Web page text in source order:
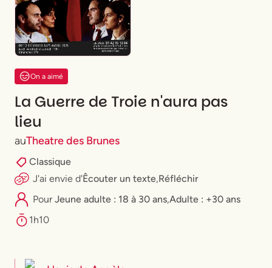
On a aimé
La Guerre de Troie n'aura pas
lieu
auTheatre des Brunes
Classique
J'ai envie d'Êcouter un texte,Réfléchir
Pour⁠Jeune adulte : 18 à 30 ans,Adulte : +30 ans
1h10